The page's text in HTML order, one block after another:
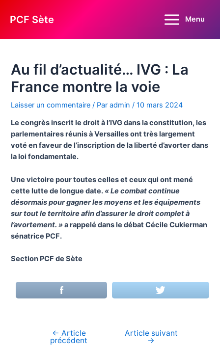
PCF Sète
Main
Menu
Au fil d’actualité… IVG : La
France montre la voie
Laisser un commentaire / Paradmin/10 mars 2024
Le congrès inscrit le droit à l’IVG dans la constitution, les
parlementaires réunis à Versailles ont très largement
voté en faveur de l’inscription de la liberté d’avorter dans
la loi fondamentale.
Une victoire pour toutes celles et ceux qui ont mené
cette lutte de longue date. « Le combat continue
désormais pour gagner les moyens et les équipements
sur tout le territoire afin d’assurer le droit complet à
l’avortement. »a rappelé dans le débat Cécile Cukierman
sénatrice PCF.
Section PCF de Sète
Navigation
← Article
précédent
Article suivant
→